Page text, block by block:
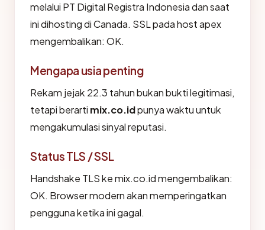
melalui PT Digital Registra Indonesia dan saat
ini dihosting di Canada. SSL pada host apex
mengembalikan: OK.
Mengapa usia penting
Rekam jejak 22.3 tahun bukan bukti legitimasi,
tetapi berarti mix.co.idpunya waktu untuk
mengakumulasi sinyal reputasi.
Status TLS / SSL
Handshake TLS ke mix.co.id mengembalikan:
OK. Browser modern akan memperingatkan
pengguna ketika ini gagal.